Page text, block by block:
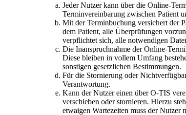
Jeder Nutzer kann über die Online-
Terminvereinbarung zwischen Patient
Mit der Terminbuchung versichert der
dem Patient, alle Überprüfungen
verpflichtet sich, alle notwendigen
Die Inanspruchnahme der Online-
Diese bleiben in vollem Umfang
sonstigen gesetzlichen Bestimmungen.
Für die Stornierung oder
Verantwortung.
Kann der Nutzer einen über O-TIS
verschieben oder stornieren. Hierzu
etwaigen Wartezeiten muss der